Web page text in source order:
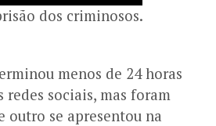
dos criminosos.
menos de 24 horas
sociais, mas foram
se apresentou na